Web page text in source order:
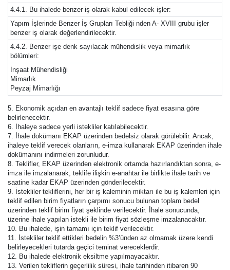
4.4.1. Bu ihalede benzer iş olarak kabul edilecek işler:
Yapım İşlerinde Benzer İş Grupları Tebliği nden A- XVIII grubu işler
benzer iş olarak değerlendirilecektir.
4.4.2. Benzer işe denk sayılacak mühendislik veya mimarlık
bölümleri:
İnşaat Mühendisliği
Mimarlık
Peyzaj Mimarlığı
5. Ekonomik açıdan en avantajlı teklif sadece fiyat esasına göre
belirlenecektir.
6. İhaleye sadece yerli istekliler katılabilecektir.
7. İhale dokümanı EKAP üzerinden bedelsiz olarak görülebilir. Ancak,
ihaleye teklif verecek olanların, e-imza kullanarak EKAP üzerinden ihale
dokümanını indirmeleri zorunludur.
8. Teklifler, EKAP üzerinden elektronik ortamda hazırlandıktan sonra, e-
imza ile imzalanarak, teklife ilişkin e-anahtar ile birlikte ihale tarih ve
saatine kadar EKAP üzerinden gönderilecektir.
9. İstekliler tekliflerini, her bir iş kaleminin miktarı ile bu iş kalemleri için
teklif edilen birim fiyatların çarpımı sonucu bulunan toplam bedel
üzerinden teklif birim fiyat şeklinde verilecektir. İhale sonucunda,
üzerine ihale yapılan istekli ile birim fiyat sözleşme imzalanacaktır.
10. Bu ihalede, işin tamamı için teklif verilecektir.
11. İstekliler teklif ettikleri bedelin %3’ünden az olmamak üzere kendi
belirleyecekleri tutarda geçici teminat vereceklerdir.
12. Bu ihalede elektronik eksiltme yapılmayacaktır.
13. Verilen tekliflerin geçerlilik süresi, ihale tarihinden itibaren 90